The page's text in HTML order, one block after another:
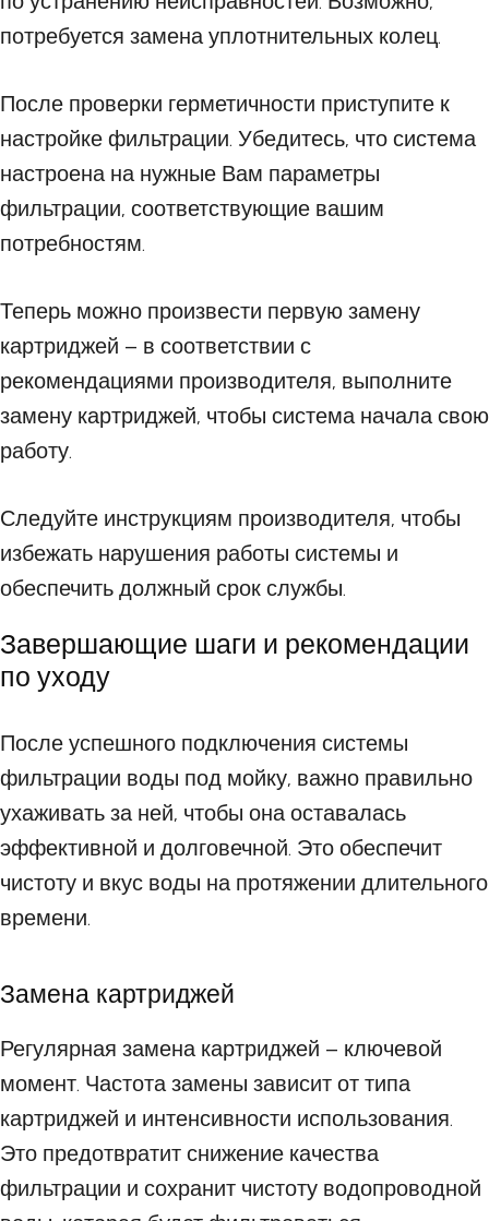
потребуется замена уплотнительных колец.
После проверки герметичности приступите к
настройке фильтрации. Убедитесь, что система
настроена на нужные Вам параметры
фильтрации, соответствующие вашим
потребностям.
Теперь можно произвести первую замену
картриджей – в соответствии с
рекомендациями производителя, выполните
замену картриджей, чтобы система начала свою
работу.
Следуйте инструкциям производителя, чтобы
избежать нарушения работы системы и
обеспечить должный срок службы.
Завершающие шаги и рекомендации
по уходу
После успешного подключения системы
фильтрации воды под мойку, важно правильно
ухаживать за ней, чтобы она оставалась
эффективной и долговечной. Это обеспечит
чистоту и вкус воды на протяжении длительного
времени.
Замена картриджей
Регулярная замена картриджей – ключевой
момент. Частота замены зависит от типа
картриджей и интенсивности использования.
Это предотвратит снижение качества
фильтрации и сохранит чистоту водопроводной